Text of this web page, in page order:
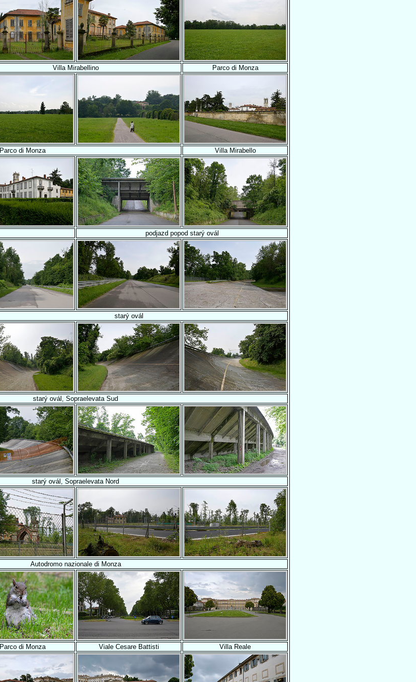
Villa Mirabellino Parco di Monza
Parco di Monza Villa Mirabello
podjazd popod starý ovál
starý ovál
starý ovál, Sopraelevata Sud
starý ovál, Sopraelevata Nord
Autodromo nazionale di Monza
Parco di Monza Viale Cesare Battisti Villa Reale